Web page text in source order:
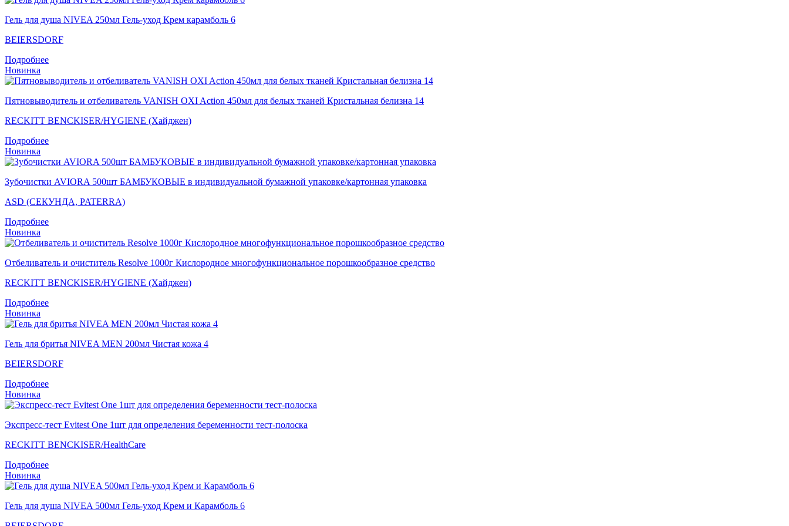
Гель для душа NIVEA 250мл Гель-уход Крем карамболь 6
BEIERSDORF
Подробнее
Новинка
Пятновыводитель и отбеливатель VANISH OXI Action 450мл для белых тканей Кристальная белизна 14
RECKITT BENCKISER/HYGIENE (Хайджен)
Подробнее
Новинка
Зубочистки AVIORA 500шт БАМБУКОВЫЕ в индивидуальной бумажной упаковке/картонная упаковка
ASD (СЕКУНДА, PATERRA)
Подробнее
Новинка
Отбеливатель и очиститель Resolve 1000г Кислородное многофункциональное порошкообразное средство
RECKITT BENCKISER/HYGIENE (Хайджен)
Подробнее
Новинка
Гель для бритья NIVEA MEN 200мл Чистая кожа 4
BEIERSDORF
Подробнее
Новинка
Экспресс-тест Evitest One 1шт для определения беременности тест-полоска
RECKITT BENCKISER/НealthСare
Подробнее
Новинка
Гель для душа NIVEA 500мл Гель-уход Крем и Карамболь 6